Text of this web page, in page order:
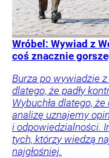
Wróbel: Wywiad z
coś znacznie
Burza po wywiadzie z
dlatego, że padły
Wybuchła dlatego,
analizę uznajemy
i odpowiedzialności.
tych, którzy wiedzą
najgłośniej.